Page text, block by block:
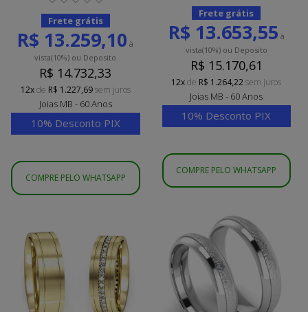
Frete grátis
R$ 13.259,10 à
vista(10%) ou Deposito
R$ 14.732,33
12xde R$ 1.227,69sem juros
Joias MB - 60 Anos
10% Desconto PIX
COMPRE PELO WHATSAPP
Frete grátis
R$ 13.653,55 à
vista(10%)ou Deposito
R$ 15.170,61
12xde R$ 1.264,22sem juros
Joias MB - 60 Anos
10% Desconto PIX
COMPRE PELO WHATSAPP